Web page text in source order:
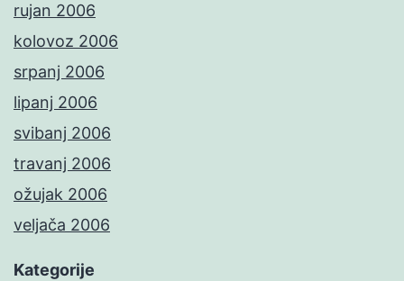
rujan 2006
kolovoz 2006
srpanj 2006
lipanj 2006
svibanj 2006
travanj 2006
ožujak 2006
veljača 2006
Kategorije